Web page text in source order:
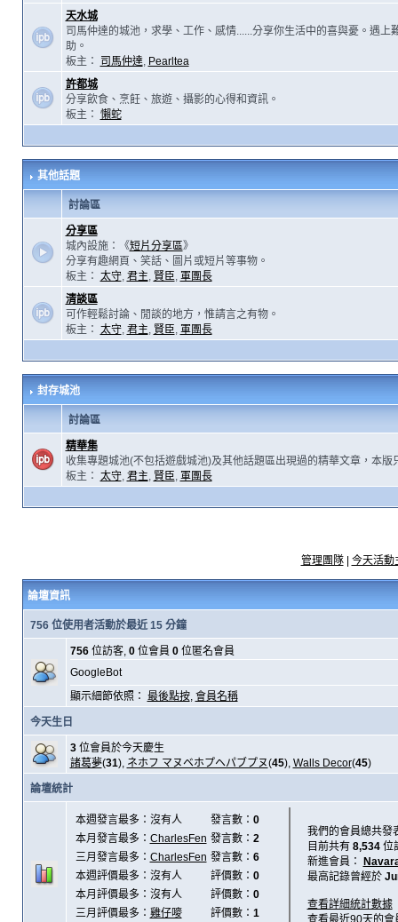
天水城
司馬仲達的城池，求學、工作、感情......分享你生活中的喜與憂。遇上
助。
板主：
司馬仲達, Pearltea
許都城
分享飲食、烹飪、旅遊、攝影的心得和資訊。
板主： 懶蛇
其他話題
討論區
分享區
城內設施：《短片分享區》
分享有趣網頁、笑話、圖片或短片等事物。
板主： 太守, 君主, 賢臣, 軍團長
清談區
可作輕鬆討論、閒談的地方，惟請言之有物。
板主： 太守, 君主, 賢臣, 軍團長
封存城池
討論區
精華集
收集專題城池(不包括遊戲城池)及其他話題區出現過的精華文章，本版
板主： 太守, 君主, 賢臣, 軍團長
管理團隊| 今天活動
論壇資訊
756 位使用者活動於最近 15 分鐘
756位訪客, 0位會員 0位匿名會員
GoogleBot
顯示細節依照： 最後點按, 會員名稱
今天生日
3位會員於今天慶生
諸葛夢(31), ネホフ マヌベホプヘパブプヌ(45), Walls Decor(45)
論壇統計
本週發言最多：沒有人 發言數： 0
本月發言最多： CharlesFen 發言數： 2
三月發言最多： CharlesFen 發言數： 6
本週評價最多：沒有人
評價數： 0
本月評價最多：沒有人
評價數： 0
三月評價最多： 雞仔嘜 評價數： 1
我們的會員總共發
目前共有 8,534位
新進會員：
最高記錄曾經於
查看詳細統計數據
查看最近90天的會